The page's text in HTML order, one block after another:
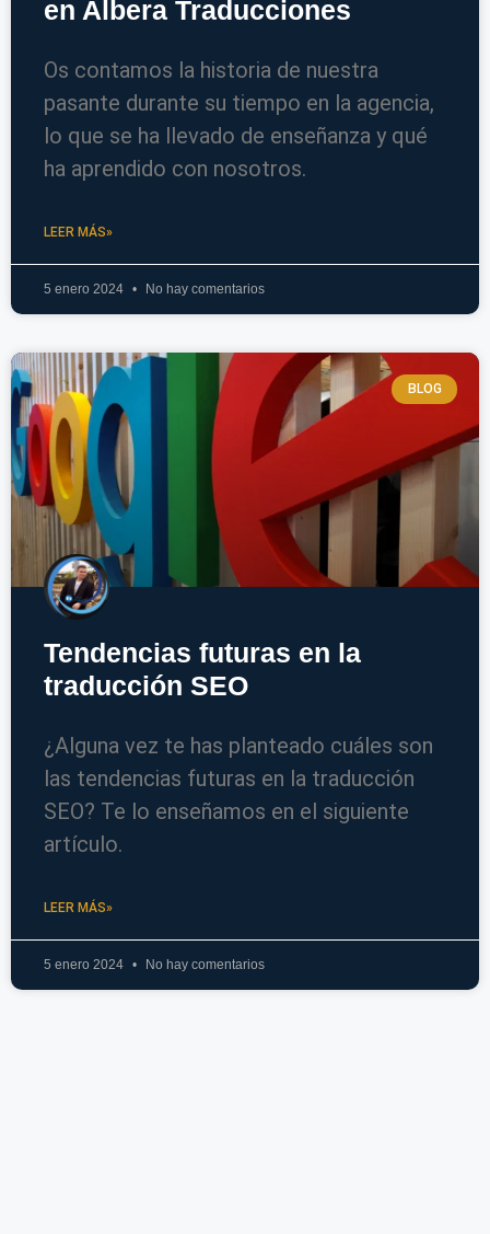
en Albera Traducciones
Os contamos la historia de nuestra
pasante durante su tiempo en la agencia,
lo que se ha llevado de enseñanza y qué
ha aprendido con nosotros.
LEER MÁS»
5 enero 2024 No hay comentarios
BLOG
Tendencias futuras en la
traducción SEO
¿Alguna vez te has planteado cuáles son
las tendencias futuras en la traducción
SEO? Te lo enseñamos en el siguiente
artículo.
LEER MÁS»
5 enero 2024 No hay comentarios